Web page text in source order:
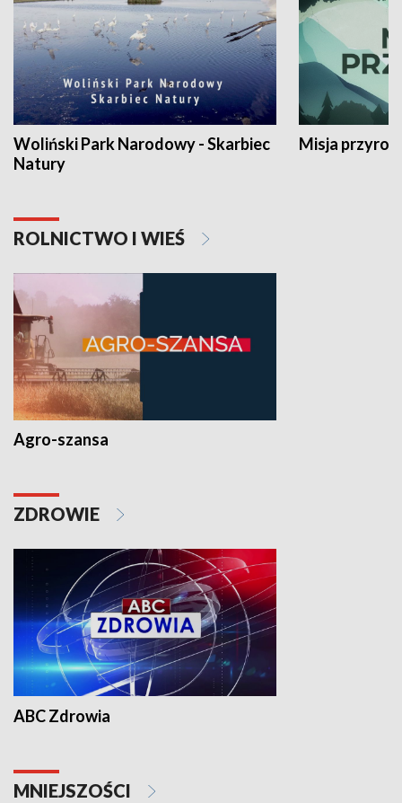
Woliński Park Narodowy - Skarbiec
Natury
Misja
ROLNICTWO I WIEŚ
Agro-szansa
ZDROWIE
ABC Zdrowia
MNIEJSZOŚCI